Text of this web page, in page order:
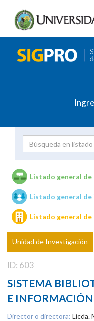
Unidades de
Listado general de
Listado general
Listado general de
Unidad de Investigación
ID: 603
SISTEMA
E INFORMACIÓN
Director o directora: Licda.